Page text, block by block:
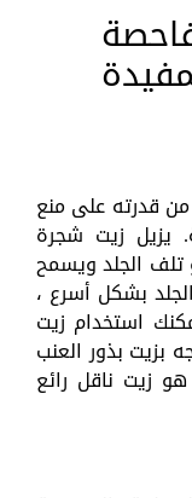
قدرته على منع
يزيل زيت شجرة
تلف الجلد ويسمح
بشكل أسرع ،
استخدام زيت
بذور العنب
هو زيت ناقل رائع